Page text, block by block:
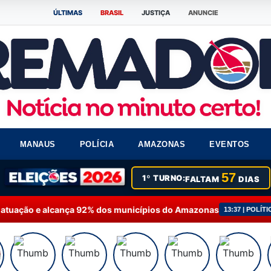
ÚLTIMAS BRASIL JUSTIÇA ANUNCIE
MANAUS POLÍCIA AMAZONAS EVENTOS
1º TURNO:FALTAM 57 DIAS
municípios do Amazonas 13:37 | POLÍTICA Fausto Júnior solicita